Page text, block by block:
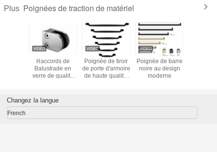
Raccords de
Balustrade en
verre de qualité
Marine, pinces de
main courante en
acier inoxydable
pour mur de pont
de Villa,
satinée
Poignée de tiroir
de porte d'armoire
de haute qualité,
carrée, noire
mate, quincaillerie
de meuble de
cuisine
Poignée de barre
noire au design
moderne
Changez la langue